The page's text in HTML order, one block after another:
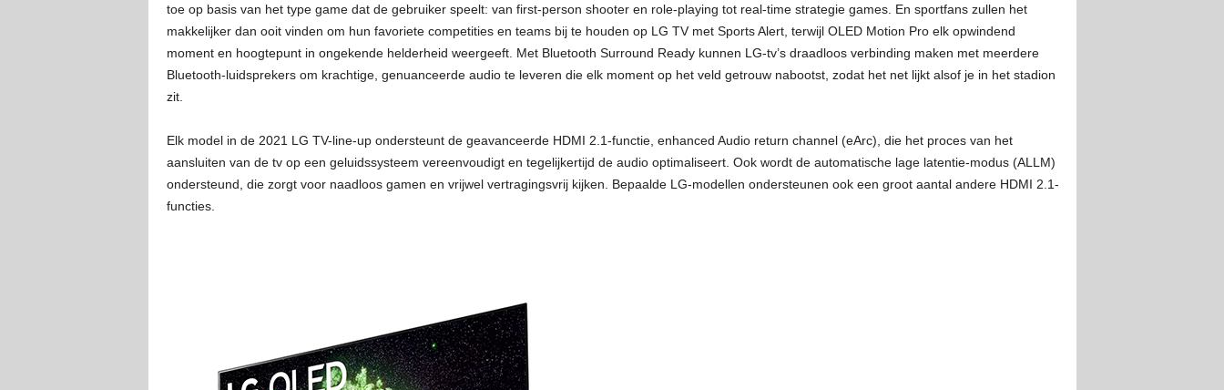
toe op basis van het type game dat de gebruiker speelt: van first-person shooter en role-playing tot real-time strategie games. En sportfans zullen het
makkelijker dan ooit vinden om hun favoriete competities en teams bij te houden op LG TV met Sports Alert, terwijl OLED Motion Pro elk opwindend
moment en hoogtepunt in ongekende helderheid weergeeft. Met Bluetooth Surround Ready kunnen LG-tv’s draadloos verbinding maken met meerdere
Bluetooth-luidsprekers om krachtige, genuanceerde audio te leveren die elk moment op het veld getrouw nabootst, zodat het net lijkt alsof je in het stadion
zit.
Elk model in de 2021 LG TV-line-up ondersteunt de geavanceerde HDMI 2.1-functie, enhanced Audio return channel (eArc), die het proces van het
aansluiten van de tv op een geluidssysteem vereenvoudigt en tegelijkertijd de audio optimaliseert. Ook wordt de automatische lage latentie-modus (ALLM)
ondersteund, die zorgt voor naadloos gamen en vrijwel vertragingsvrij kijken. Bepaalde LG-modellen ondersteunen ook een groot aantal andere HDMI 2.1-
functies.